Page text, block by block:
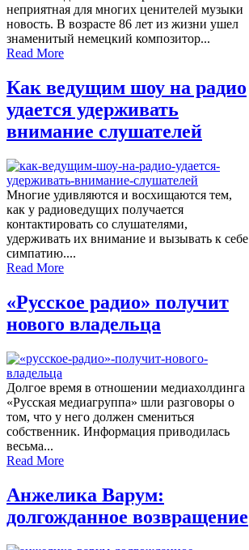
неприятная для многих ценителей музыки
новость. В возрасте 86 лет из жизни ушел
знаменитый немецкий композитор...
Read More
Как ведущим шоу на радио
удается удерживать
внимание слушателей
Многие удивляются и восхищаются тем,
как у радиоведущих получается
контактировать со слушателями,
удерживать их внимание и вызывать к себе
симпатию....
Read More
«Русское радио» получит
нового владельца
Долгое время в отношении медиахолдинга
«Русская медиагруппа» шли разговоры о
том, что у него должен смениться
собственник. Информация приводилась
весьма...
Read More
Анжелика Варум:
долгожданное возвращение